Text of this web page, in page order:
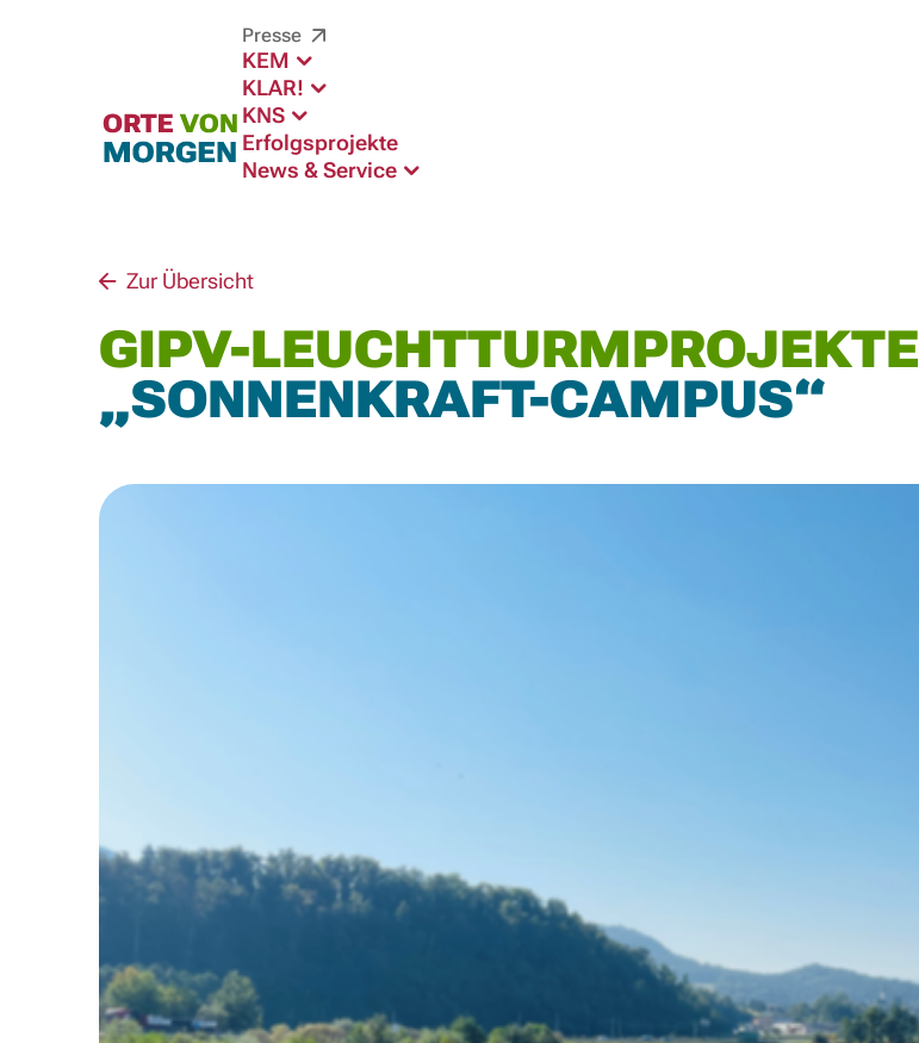
Presse
KEM
KLAR!
KNS
Erfolgsprojekte
News & Service
Zur Übersicht
GIPV-LEUCHTTURMPROJEKTE
„SONNENKRAFT-CAMPUS“